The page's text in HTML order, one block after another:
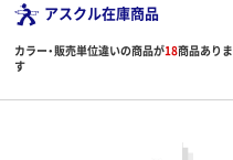
アスクル在庫商品
カラー・販売単位違いの商品が18商品ありま
す